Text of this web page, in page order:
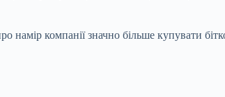
компанії значно більше купувати